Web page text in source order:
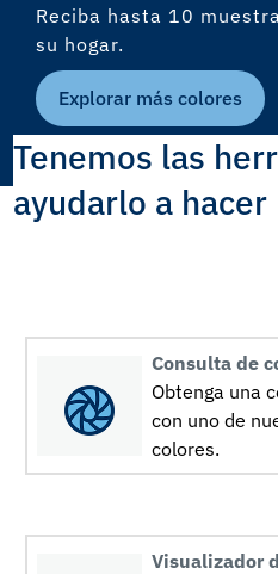
Reciba hasta 10
su hogar.
Explorar más colores
Tenemos las
ayudarlo a hacer
Consulta de
Obtenga una
con uno de
colores.
Visualizador